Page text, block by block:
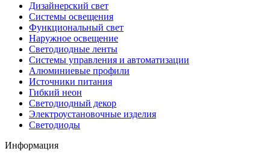
Дизайнерский свет
Системы освещения
Функциональный свет
Наружное освещение
Светодиодные ленты
Системы управления и автоматизации
Алюминиевые профили
Источники питания
Гибкий неон
Светодиодный декор
Электроустановочные изделия
Светодиоды
Информация